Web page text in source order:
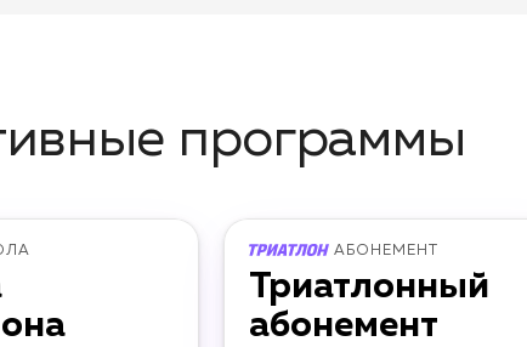
программы
АБОНЕМЕНТ
Триатлонный
абонемент